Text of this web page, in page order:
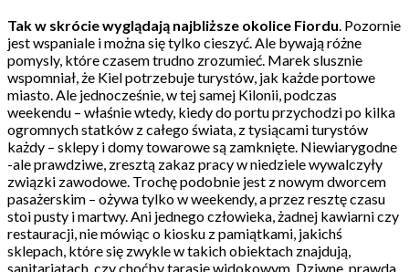
Tak w skrócie wyglądają najbliższe okolice Fiordu. Pozornie
jest wspaniale i można się tylko cieszyć. Ale bywają różne
pomysly, które czasem trudno zrozumieć. Marek slusznie
wspomniał, że Kiel potrzebuje turystów, jak każde portowe
miasto. Ale jednocześnie, w tej samej Kilonii, podczas
weekendu – właśnie wtedy, kiedy do portu przychodzi po kilka
ogromnych statków z całego świata, z tysiącami turystów
każdy – sklepy i domy towarowe są zamknięte. Niewiarygodne
-ale prawdziwe, zresztą zakaz pracy w niedziele wywalczyły
związki zawodowe. Trochę podobnie jest z nowym dworcem
pasażerskim – ożywa tylko w weekendy, a przez resztę czasu
stoi pusty i martwy. Ani jednego człowieka, żadnej kawiarni czy
restauracji, nie mówiąc o kiosku z pamiątkami, jakichś
sklepach, które się zwykle w takich obiektach znajdują,
sanitariatach, czy choćby tarasie widokowym. Dziwne, prawda